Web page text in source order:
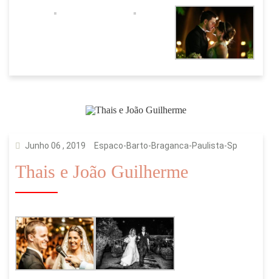
Junho 06 , 2019 Espaco-Barto-Braganca-Paulista-Sp
Thais e João Guilherme